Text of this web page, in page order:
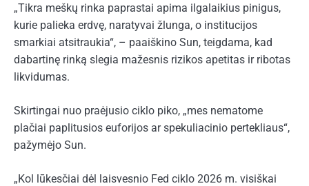
„Tikra meškų rinka paprastai apima ilgalaikius pinigus,
kurie palieka erdvę, naratyvai žlunga, o institucijos
smarkiai atsitraukia“, – paaiškino Sun, teigdama, kad
dabartinę rinką slegia mažesnis rizikos apetitas ir ribotas
likvidumas.
Skirtingai nuo praėjusio ciklo piko, „mes nematome
plačiai paplitusios euforijos ar spekuliacinio pertekliaus“,
pažymėjo Sun.
„Kol lūkesčiai dėl laisvesnio Fed ciklo 2026 m. visiškai